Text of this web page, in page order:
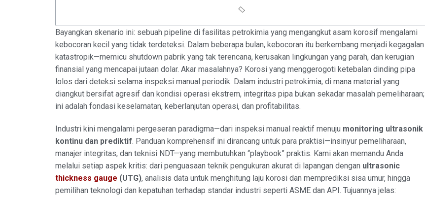
Bayangkan skenario ini: sebuah pipeline di fasilitas petrokimia yang mengangkut asam korosif mengalami
kebocoran kecil yang tidak terdeteksi. Dalam beberapa bulan, kebocoran itu berkembang menjadi kegagalan
katastropik—memicu shutdown pabrik yang tak terencana, kerusakan lingkungan yang parah, dan kerugian
finansial yang mencapai jutaan dolar. Akar masalahnya? Korosi yang menggerogoti ketebalan dinding pipa
lolos dari deteksi selama inspeksi manual periodik. Dalam industri petrokimia, di mana material yang
diangkut bersifat agresif dan kondisi operasi ekstrem, integritas pipa bukan sekadar masalah pemeliharaan;
ini adalah fondasi keselamatan, keberlanjutan operasi, dan profitabilitas.
Industri kini mengalami pergeseran paradigma—dari inspeksi manual reaktif menuju monitoring ultrasonik
kontinu dan prediktif. Panduan komprehensif ini dirancang untuk para praktisi—insinyur pemeliharaan,
manajer integritas, dan teknisi NDT—yang membutuhkan “playbook” praktis. Kami akan memandu Anda
melalui setiap aspek kritis: dari penguasaan teknik pengukuran akurat di lapangan dengan ultrasonic
thickness gauge (UTG), analisis data untuk menghitung laju korosi dan memprediksi sisa umur, hingga
pemilihan teknologi dan kepatuhan terhadap standar industri seperti ASME dan API. Tujuannya jelas: